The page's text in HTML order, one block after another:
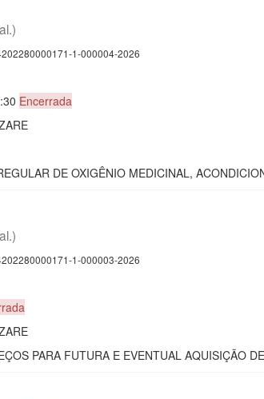
1-000004-2026
Encerrada
DE OXIGÊNIO MEDICINAL,
1-000003-2026
PARA FUTURA E EVENTUAL AQUISIÇÃO